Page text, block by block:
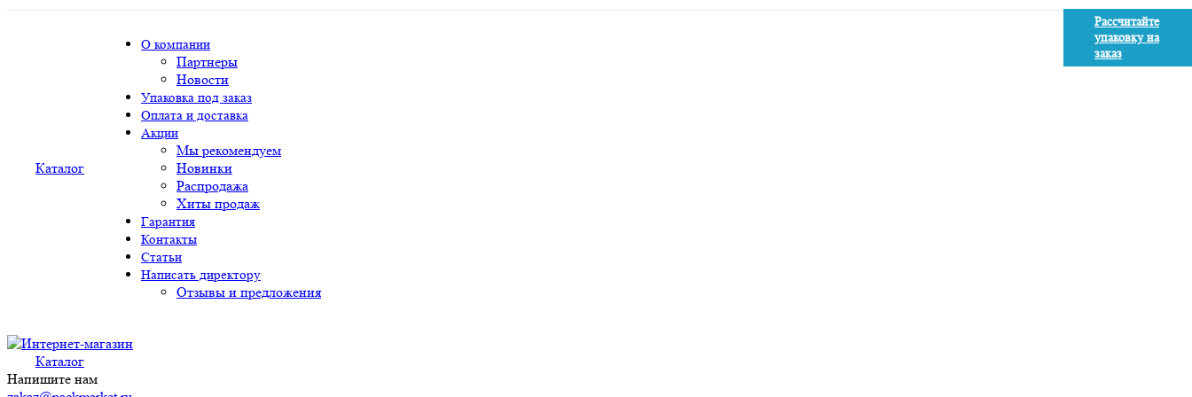
Каталог
О компании
Партнеры
Новости
Упаковка под заказ
Оплата и доставка
Акции
Мы рекомендуем
Новинки
Распродажа
Хиты продаж
Гарантия
Контакты
Статьи
Написать директору
Отзывы и предложения
Каталог
Напишите нам
Рассчитайте
упаковку на
заказ